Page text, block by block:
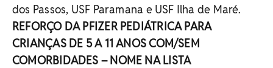
dos Passos, USF Paramana e USF Ilha de Maré.
REFORÇO DA PFIZER PEDIÁTRICA PARA
CRIANÇAS DE 5 A 11 ANOS COM/SEM
COMORBIDADES – NOME NA LISTA